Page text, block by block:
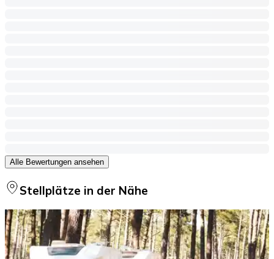
Alle Bewertungen ansehen
Stellplätze in der Nähe